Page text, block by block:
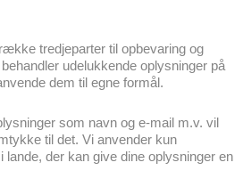
tredjeparter til opbevaring og
udelukkende oplysninger på
dem til egne formål.
som navn og e-mail m.v. vil
til det. Vi anvender kun
lande, der kan give dine oplysninger en